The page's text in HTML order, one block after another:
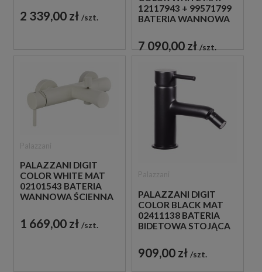
ZŁOTA
2 339,00 zł szt.
12117943 + 99571799
BATERIA WANNOWA
BIAŁA
7 090,00 zł szt.
PALAZZANI DIGIT
COLOR WHITE MAT
02101543 BATERIA
WANNOWA ŚCIENNA
BIAŁA
1 669,00 zł szt.
PALAZZANI DIGIT
COLOR BLACK MAT
02411138 BATERIA
BIDETOWA STOJĄCA
CZARNA
909,00 zł szt.